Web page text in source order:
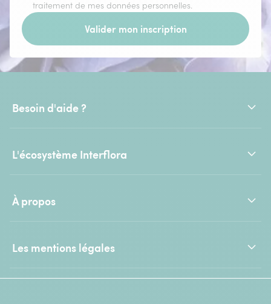
traitement de mes données personnelles.
Valider mon inscription
Besoin d'aide ?
L'écosystème Interflora
À propos
Les mentions légales